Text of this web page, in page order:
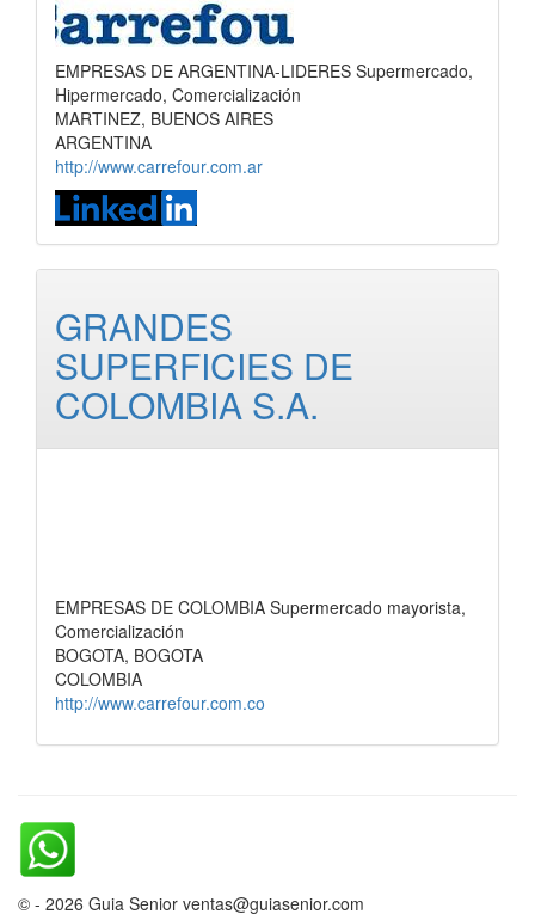
EMPRESAS DE ARGENTINA-LIDERES Supermercado,
Hipermercado, Comercialización
MARTINEZ, BUENOS AIRES
ARGENTINA
http://www.carrefour.com.ar
GRANDES
SUPERFICIES DE
COLOMBIA S.A.
EMPRESAS DE COLOMBIA Supermercado mayorista,
Comercialización
BOGOTA, BOGOTA
COLOMBIA
http://www.carrefour.com.co
© - 2026 Guia Senior ventas@guiasenior.com